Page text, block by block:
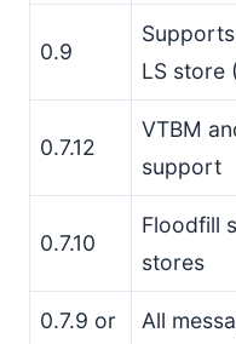
0.9
LS store
0.7.12
VTBM
support
0.7.10
Floodfill
stores
0.7.9 or
All